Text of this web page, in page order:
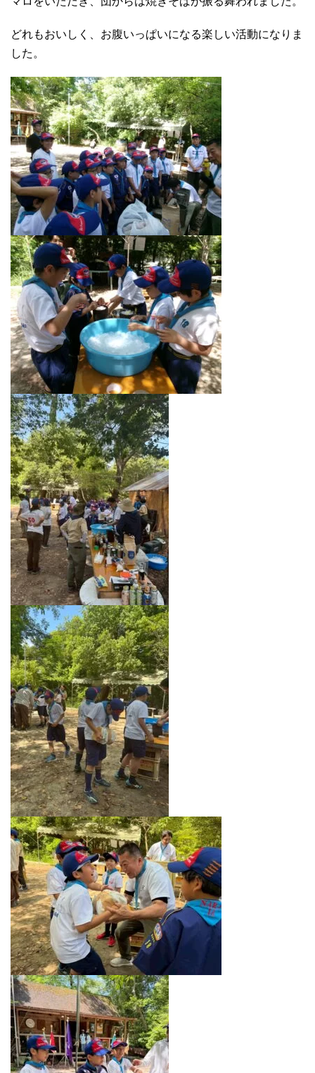
どれもおいしく、お腹いっぱいになる楽しい活動になりま
した。